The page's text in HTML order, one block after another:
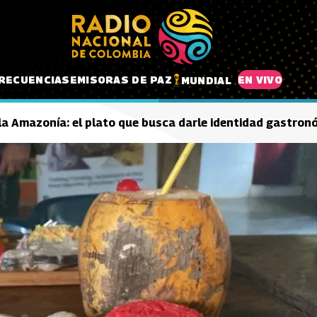
EMISORAS DE PAZ MUNDIAL EN VIVO
Amazonía: el plato que busca darle identidad